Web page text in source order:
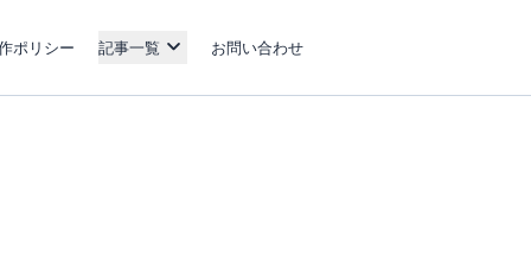
ポリシー 記事一覧 お問い合わせ